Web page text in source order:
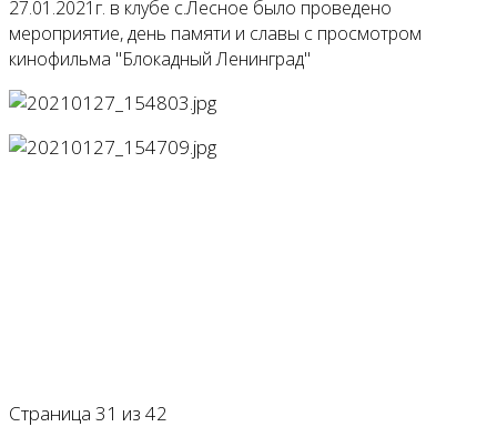
27.01.2021г. в клубе с.Лесное было проведено
мероприятие, день памяти и славы с просмотром
кинофильма "Блокадный Ленинград"
Страница 31 из 42